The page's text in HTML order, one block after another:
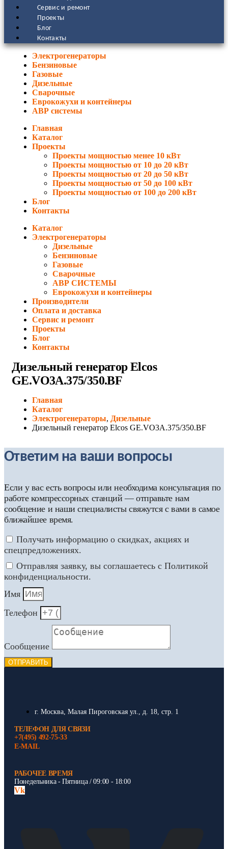
Сервис и ремонт
Проекты
Блог
Контакты
Электрогенераторы
Бензиновые
Газовые
Дизельные
Сварочные
Еврокожухи и контейнеры
АВР системы
Главная
Каталог
Проекты
Проекты мощностью менее 10 кВт
Проекты мощностью от 10 до 20 кВт
Проекты мощностью от 20 до 50 кВт
Проекты мощностью от 50 до 100 кВт
Проекты мощностью от 100 до 200 кВт
Блог
Контакты
Каталог
Электрогенераторы
Дизельные
Бензиновые
Газовые
Сварочные
АВР СИСТЕМЫ
Еврокожухи и контейнеры
Производители
Оплата и доставка
Сервис и ремонт
Проекты
Блог
Контакты
Дизельный генератор Elcos
GE.VO3A.375/350.BF
Главная
Каталог
Электрогенераторы, Дизельные
Дизельный генератор Elcos GE.VO3A.375/350.BF
Ответим на ваши вопросы
Если у вас есть вопросы или необходима консультация по
работе компрессорных станций — отправьте нам
сообщение и наши специалисты свяжутся с вами в самое
ближайшее время.
Получать информацию о скидках, акциях и
спецпредложениях.
Отправляя заявку, вы соглашаетесь с Политикой
конфиденциальности.
Имя
Телефон
Сообщение
ОТПРАВИТЬ
г. Москва, Малая Пироговская ул., д. 18, стр. 1
ТЕЛЕФОН ДЛЯ СВЯЗИ
+7(495) 492-75-33
E-MAIL
РАБОЧЕЕ ВРЕМЯ
Понедельника - Пятница / 09:00 - 18:00
Vk